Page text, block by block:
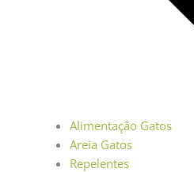
Alimentação Gatos
Areia Gatos
Repelentes